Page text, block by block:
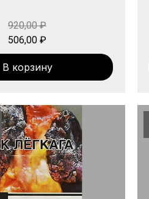
920,00₽
506,00 ₽
В корзину